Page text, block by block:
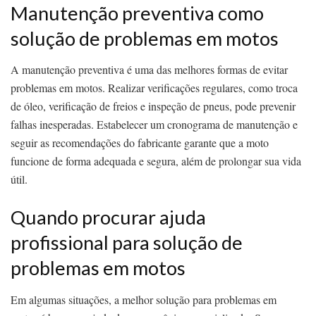
Manutenção preventiva como
solução de problemas em motos
A manutenção preventiva é uma das melhores formas de evitar
problemas em motos. Realizar verificações regulares, como troca
de óleo, verificação de freios e inspeção de pneus, pode prevenir
falhas inesperadas. Estabelecer um cronograma de manutenção e
seguir as recomendações do fabricante garante que a moto
funcione de forma adequada e segura, além de prolongar sua vida
útil.
Quando procurar ajuda
profissional para solução de
problemas em motos
Em algumas situações, a melhor solução para problemas em